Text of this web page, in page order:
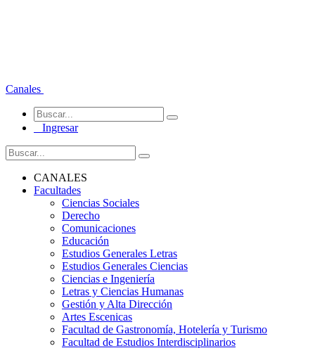
Canales
Ingresar
CANALES
Facultades
Ciencias Sociales
Derecho
Comunicaciones
Educación
Estudios Generales Letras
Estudios Generales Ciencias
Ciencias e Ingeniería
Letras y Ciencias Humanas
Gestión y Alta Dirección
Artes Escenicas
Facultad de Gastronomía, Hotelería y Turismo
Facultad de Estudios Interdisciplinarios